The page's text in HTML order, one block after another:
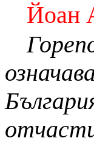
Йоан